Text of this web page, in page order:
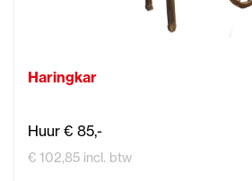
Haringkar
Huur € 85,-
€ 102,85 incl. btw